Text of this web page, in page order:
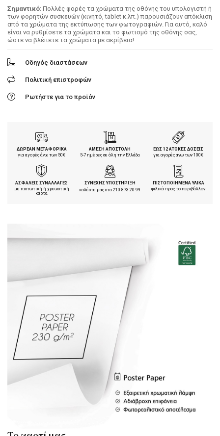
Σημαντικό: Πολλές φορές τα χρώματα της οθόνης του υπολογιστή ή
των φορητών συσκευών (κινητό, tablet κ.λπ.) παρουσιάζουν απόκλιση
από τα χρώματα της εκτύπωσης των φωτογραφιών. Για αυτό, καλό
είναι να ρυθμίσετε τα χρώματα και το φωτισμό της οθόνης σας,
ώστε να βλέπετε τα χρώματα με ακρίβεια!
Οδηγός διαστάσεων
Πολιτική επιστροφών
Ρωτήστε για το προϊόν
ΔΩΡΕΑΝ ΜΕΤΑΦΟΡΙΚΑ
για αγορές άνω των 50€
ΑΜΕΣΗ ΑΠΟΣΤΟΛΗ
5-7 ημέρες σε όλη την Ελλάδα
ΕΩΣ 12 ΑΤΟΚΕΣ ΔΟΣΕΙΣ
για αγορές άνω των 100€
ΑΣΦΑΛΕΙΣ ΣΥΝΑΛΛΑΓΕΣ
με πιστωτική ή χρεωστική
κάρτα
ΣΥΝΕΧΗΣ ΥΠΟΣΤΗΡΙΞΗ
καλέστε μας στο210.873.20.99
ΠΙΣΤΟΠΟΙΗΜΕΝΑ ΥΛΙΚΑ
φιλικά προς το περιβάλλον